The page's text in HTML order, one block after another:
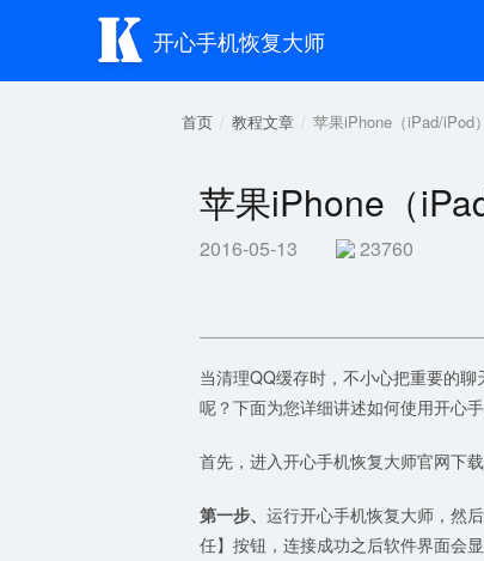
 开心手机恢复大师
首页 教程文章 苹果iPhone（iPad/iPod
苹果iPhone（
2016-05-13 23760
当清理QQ缓存时，不小心把重要的
呢？下面为您详细讲述如何使用开心
首先，进入开心手机恢复大师官网下
第一步、 运行开心手机恢复大师，然
任】按钮，连接成功之后软件界面会